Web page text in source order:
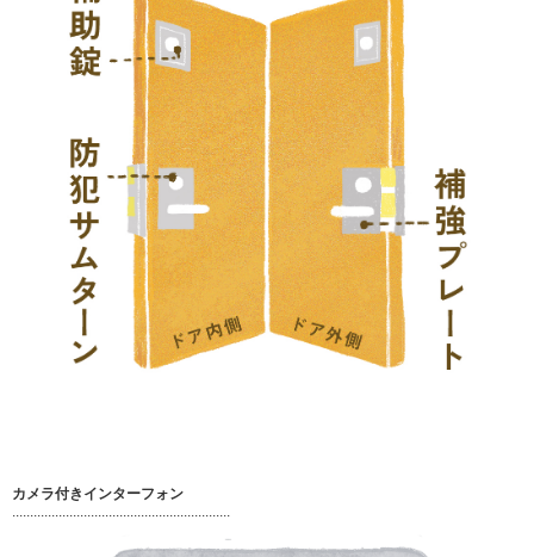
カメラ付きインターフォン
.............................................................